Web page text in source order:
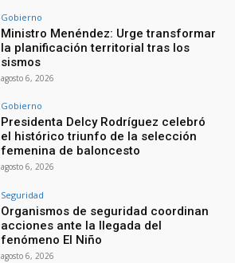
Gobierno
Ministro Menéndez: Urge transformar
la planificación territorial tras los
sismos
agosto 6, 2026
Gobierno
Presidenta Delcy Rodríguez celebró
el histórico triunfo de la selección
femenina de baloncesto
agosto 6, 2026
Seguridad
Organismos de seguridad coordinan
acciones ante la llegada del
fenómeno El Niño
agosto 6, 2026